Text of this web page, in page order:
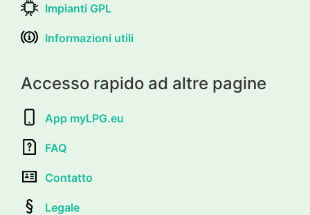
Impianti GPL
Informazioni utili
Accesso rapido ad altre pagine
App myLPG.eu
FAQ
Contatto
Legale